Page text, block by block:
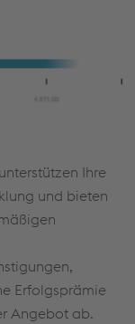
Ihre
und bieten
Erfolgsprämie
Angebot ab.